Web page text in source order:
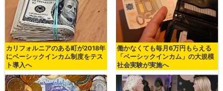
カリフォルニアのある町が2018年
にベーシックインカム制度をテス
ト導入へ
働かなくても毎月6万円もらえる
「ベーシックインカム」の大規模
社会実験が実施へ